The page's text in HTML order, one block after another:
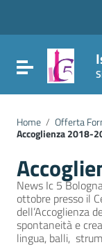
Vai al footer
Attiva /
Home / Offerta
Accoglienza 2018-
News Ic 5
ottobre presso il
dell’Accoglienza
spontaneità e
lingua, balli,